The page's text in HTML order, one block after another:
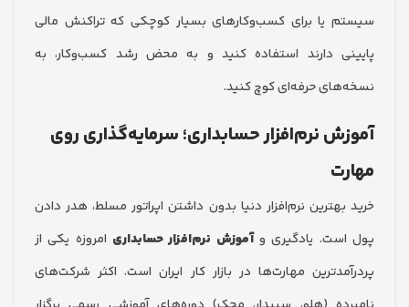
یا برای کسب‌وکارهای بسیار کوچکی که تراکنش مالی
دارند استفاده کنید و به محض رشد کسب‌وکار، به
حرفه‌ای کوچ کنید.
نرم‌افزار حسابداری؛ سرمایه‌گذاری روی
نرم‌افزار دنیا بدون داشتن اپراتور مسلط، هدر دادن
یادگیری و آموزش نرم‌افزار حسابداریامروزه یکی از
مهارت‌ها در بازار کار ایران است. اکثر شرکت‌های